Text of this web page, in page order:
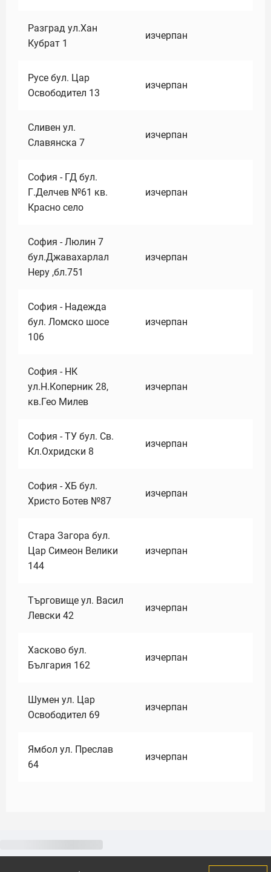
Разград ул.Хан
Кубрат 1
изчерпан
Русе бул. Цар
Освободител 13
изчерпан
Сливен ул.
Славянска 7
изчерпан
София - ГД бул.
Г.Делчев №61 кв.
Красно село
изчерпан
София - Люлин 7
бул.Джавахарлал
Неру ,бл.751
изчерпан
София - Надежда
бул. Ломско шосе
106
изчерпан
София - НК
ул.Н.Коперник 28,
кв.Гео Милев
изчерпан
София - ТУ бул. Св.
Кл.Охридски 8
изчерпан
София - ХБ бул.
Христо Ботев №87
изчерпан
Стара Загора бул.
Цар Симеон Велики
144
изчерпан
Търговище ул. Васил
Левски 42
изчерпан
Хасково бул.
България 162
изчерпан
Шумен ул. Цар
Освободител 69
изчерпан
Ямбол ул. Преслав
64
изчерпан